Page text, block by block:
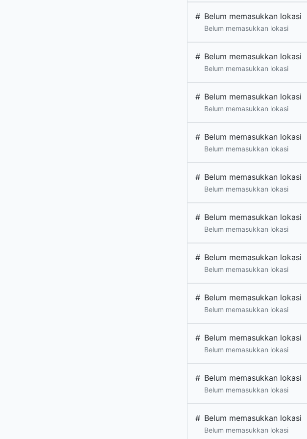
# Belum memasukkan lokasi
Belum memasukkan lokasi
# Belum memasukkan lokasi
Belum memasukkan lokasi
# Belum memasukkan lokasi
Belum memasukkan lokasi
# Belum memasukkan lokasi
Belum memasukkan lokasi
# Belum memasukkan lokasi
Belum memasukkan lokasi
# Belum memasukkan lokasi
Belum memasukkan lokasi
# Belum memasukkan lokasi
Belum memasukkan lokasi
# Belum memasukkan lokasi
Belum memasukkan lokasi
# Belum memasukkan lokasi
Belum memasukkan lokasi
# Belum memasukkan lokasi
Belum memasukkan lokasi
# Belum memasukkan lokasi
Belum memasukkan lokasi